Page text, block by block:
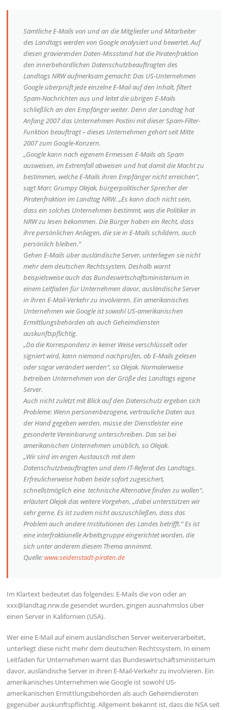
Sämtliche E-Mails von und an die Mitglieder und Mitarbeiter
des Landtags werden von Google analysiert und bewertet. Auf
diesen gravierenden Daten-Missstand hat die Piratenfraktion
den innerbehördlichen Datenschutzbeauftragten des
Landtags NRW aufmerksam gemacht: Das US-Unternehmen
Google überprüft jede einzelne E-Mail auf den Inhalt, filtert
Spam-Nachrichten aus und leitet die übrigen E-Mails
schließlich an den Empfänger weiter. Denn der Landtag hat
Anfang 2007 das Unternehmen Postini mit dieser Spam-Filter-
Funktion beauftragt – dieses Unternehmen gehört seit Mitte
2007 zum Google-Konzern.
„Google kann nach eigenem Ermessen E-Mails als Spam
ausweisen, im Extremfall abweisen und hat damit die Macht zu
bestimmen, welche E-Mails ihren Empfänger nicht erreichen“,
sagt Marc Grumpy Olejak, bürgerpolitischer Sprecher der
Piratenfraktion im Landtag NRW. „Es kann doch nicht sein,
dass ein solches Unternehmen bestimmt, was die Politiker in
NRW zu lesen bekommen. Die Bürger haben ein Recht, dass
ihre persönlichen Anliegen, die sie in E-Mails schildern, auch
persönlich bleiben.“
Gehen E-Mails über ausländische Server, unterliegen sie nicht
mehr dem deutschen Rechtssystem. Deshalb warnt
beispielsweise auch das Bundeswirtschaftsministerium in
einem Leitfaden für Unternehmen davor, ausländische Server
in ihren E-Mail-Verkehr zu involvieren. Ein amerikanisches
Unternehmen wie Google ist sowohl US-amerikanischen
Ermittlungsbehörden als auch Geheimdiensten
auskunftspflichtig.
„Da die Korrespondenz in keiner Weise verschlüsselt oder
signiert wird, kann niemand nachprüfen, ob E-Mails gelesen
oder sogar verändert werden“, so Olejak. Normalerweise
betreiben Unternehmen von der Größe des Landtags eigene
Server.
Auch nicht zuletzt mit Blick auf den Datenschutz ergeben sich
Probleme: Wenn personenbezogene, vertrauliche Daten aus
der Hand gegeben werden, müsse der Dienstleister eine
gesonderte Vereinbarung unterschreiben. Das sei bei
amerikanischen Unternehmen unüblich, so Olejak.
„Wir sind im engen Austausch mit dem
Datenschutzbeauftragten und dem IT-Referat des Landtags.
Erfreulicherweise haben beide sofort zugesichert,
schnellstmöglich eine technische Alternative finden zu wollen“,
erläutert Olejak das weitere Vorgehen, „dabei unterstützen wir
sehr gerne. Es ist zudem nicht auszuschließen, dass das
Problem auch andere Institutionen des Landes betrifft.“ Es ist
eine interfraktionelle Arbeitsgruppe eingerichtet worden, die
sich unter anderem diesem Thema annimmt.
Quelle:www.seidenstadt-piraten.de
Im Klartext bedeutet das folgendes: E-Mails die von oder an
xxx@landtag.nrw.de gesendet wurden, gingen ausnahmslos über
einen Server in Kalifornien (USA).
Wer eine E-Mail auf einem ausländischen Server weiterverarbeitet,
unterliegt diese nicht mehr dem deutschen Rechtssystem. In einem
Leitfaden für Unternehmen warnt das Bundeswirtschaftsministerium
davor, ausländische Server in ihren E-Mail-Verkehr zu involvieren. Ein
amerikanisches Unternehmen wie Google ist sowohl US-
amerikanischen Ermittlungsbehörden als auch Geheimdiensten
gegenüber auskunftspflichtig. Allgemeint bekannt ist, dass die NSA seit